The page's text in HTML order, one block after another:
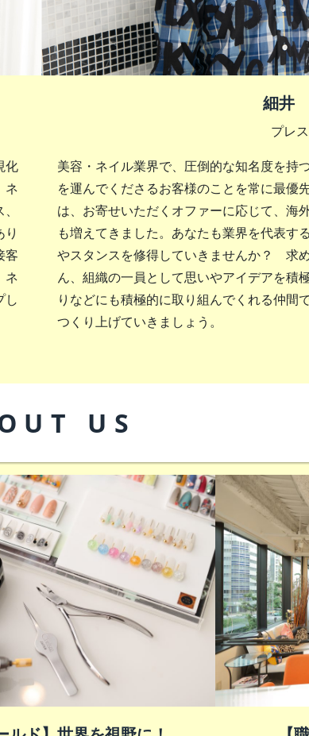
化
ネ
客
ネ
し
細井
プレ
美容・ネイル業界で、圧倒的な知名度を持
を運んでくださるお客様のことを常に最優
は、お寄せいただくオファーに応じて、海
も増えてきました。あなたも業界を代表す
やスタンスを修得していきませんか？ 求
ん、組織の一員として思いやアイデアを積
りなどにも積極的に取り組んでくれる仲間
つくり上げていきましょう。
US